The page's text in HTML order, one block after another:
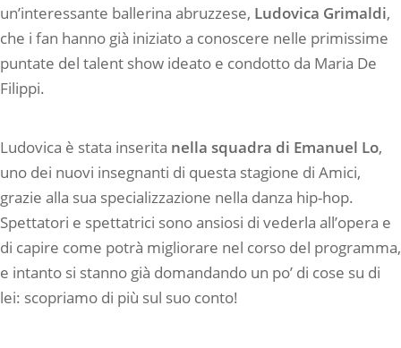
un’interessante ballerina abruzzese, Ludovica Grimaldi,
che i fan hanno già iniziato a conoscere nelle primissime
puntate del talent show ideato e condotto da Maria De
Filippi.
Ludovica è stata inserita nella squadra di Emanuel Lo,
uno dei nuovi insegnanti di questa stagione di Amici,
grazie alla sua specializzazione nella danza hip-hop.
Spettatori e spettatrici sono ansiosi di vederla all’opera e
di capire come potrà migliorare nel corso del programma,
e intanto si stanno già domandando un po’ di cose su di
lei: scopriamo di più sul suo conto!